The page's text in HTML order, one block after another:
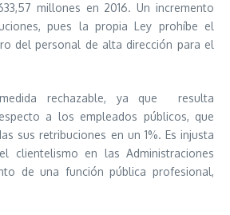
millones en 2016. Un incremento
pues la propia Ley prohíbe el
del personal de alta dirección para el
rechazable, ya que resulta
a los empleados públicos, que
sus retribuciones en un 1%. Es injusta
clientelismo en las Administraciones
de una función pública profesional,